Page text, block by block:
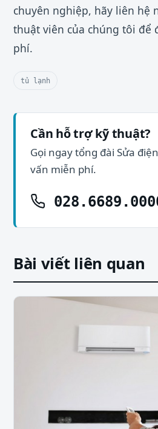
chuyên nghiệp, hãy liên hệ
thuật viên của chúng tôi để
phí.
tủ lạnh
Cần hỗ trợ kỹ thuật?
Gọi ngay tổng đài Sửa
vấn miễn phí.
Bài viết liên quan